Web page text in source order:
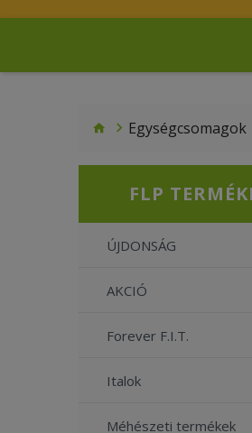
Egységcsomagok
FLP
ÚJDONSÁG
AKCIÓ
Forever F.I.T.
Italok
Méhészeti termékek